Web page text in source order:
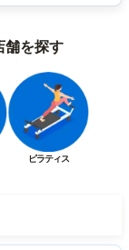
舗を探す
ピラティス